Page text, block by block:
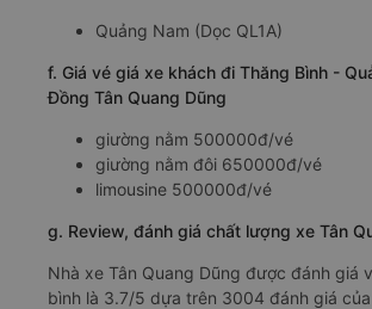
Quảng Nam (Dọc QL1A)
f. Giá vé giá xe khách đi Thăng Bình -
Đồng Tân Quang Dũng
giường nằm 500000đ/vé
giường nằm đôi 650000đ/vé
limousine 500000đ/vé
g. Review, đánh giá chất lượng xe Tân
Nhà xe Tân Quang Dũng được đánh giá
bình là 3.7/5 dựa trên 3004 đánh giá